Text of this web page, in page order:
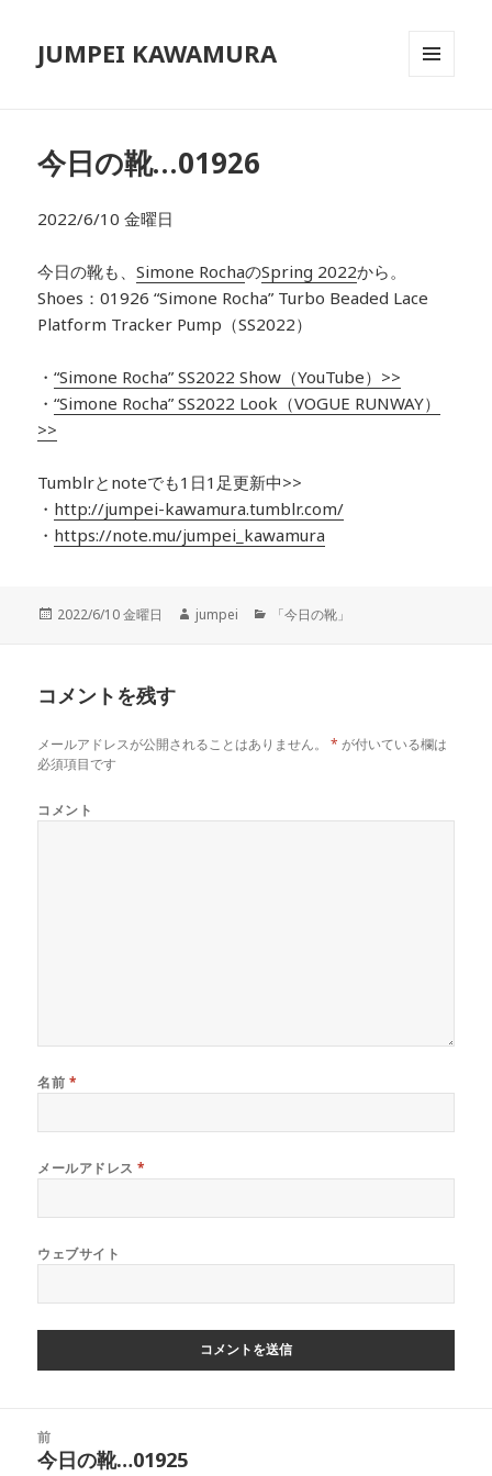
JUMPEI KAWAMURA
今日の靴…01926
2022/6/10 金曜日
今日の靴も、Simone RochaのSpring 2022から。
Shoes：01926“Simone Rocha” Turbo Beaded Lace
Platform Tracker Pump（SS2022）
・“Simone Rocha”SS2022 Show（YouTube）>>
・“Simone Rocha”SS2022 Look （VOGUE RUNWAY）
>>
Tumblrとnoteでも1日1足更新中>>
・ http://jumpei-kawamura.tumblr.com/
・ https://note.mu/jumpei_kawamura
投
2022/6/10 金曜日
作
jumpei
カ
「今日の靴」
コメントを残す
メールアドレスが公開されることはありません。 * が付いている欄は
必須項目です
コメント
名前 *
メールアドレス*
ウェブサイト
前
前
今日の靴…01925